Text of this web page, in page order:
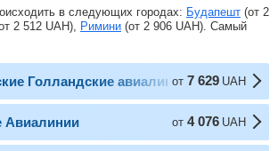
в следующих городах: Будапешт (от 2
2 512 UAH), Римини (от 2 906 UAH). Самый
Голландские авиалинии
от 7 629 UAH
Авиалинии от 4 076 UAH